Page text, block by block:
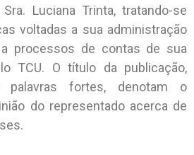
Luciana Trinta, tratando-se
voltadas a sua administração
processos de contas de sua
TCU. O título da publicação,
palavras fortes, denotam o
do representado acerca de